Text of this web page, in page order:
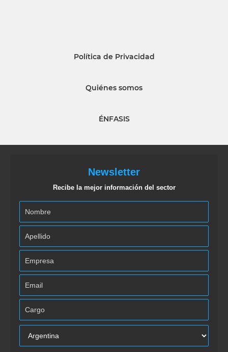
Política de Privacidad
Quiénes somos
ÉNFASIS
Newsletter
Recibe la mejor información del sector